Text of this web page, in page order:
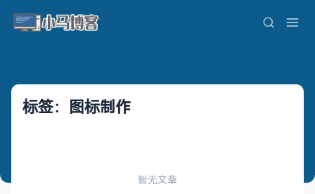
标签：图标制作
暂无文章